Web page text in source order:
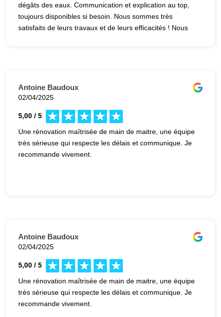
dégâts des eaux. Communication et explication au top,
toujours disponibles si besoin. Nous sommes très
satisfaits de leurs travaux et de leurs efficacités ! Nous
Antoine Baudoux
02/04/2025
5,00 / 5
Une rénovation maîtrisée de main de maitre, une équipe
très sérieuse qui respecte les délais et communique. Je
recommande vivement.
Antoine Baudoux
02/04/2025
5,00 / 5
Une rénovation maîtrisée de main de maitre, une équipe
très sérieuse qui respecte les délais et communique. Je
recommande vivement.